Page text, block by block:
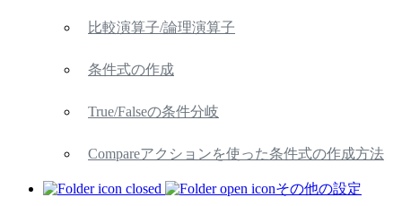
比較演算子/論理演算子
条件式の作成
True/Falseの条件分岐
Compareアクションを使った条件式の作成方法
その他の設定